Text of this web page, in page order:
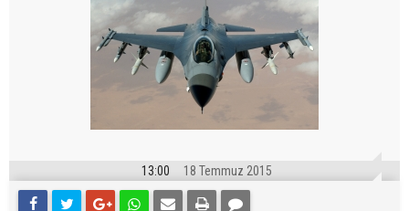
13:00 18 Temmuz 2015